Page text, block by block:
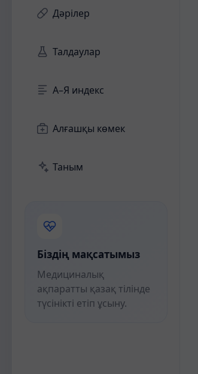
Дәрілер
Талдаулар
А–Я индекс
Алғашқы көмек
Таным
Біздің мақсатымыз
Медициналық
ақпаратты қазақ тілінде
түсінікті етіп ұсыну.